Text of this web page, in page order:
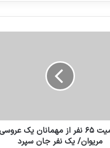
سعید علی حسینی و بهداد سلیمی
مسمومیت ۶۵ نفر از مهمانان یک
مریوان/ یک نفر جان سپرد